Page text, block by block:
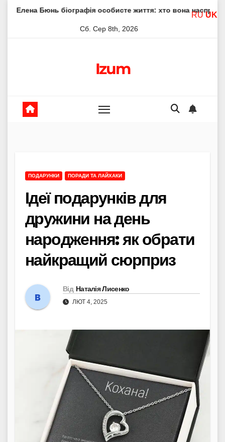
біографія особисте життя: хто вона насправді
Сб. Сер 8th, 2026
Izum
ПОДАРУНКИ ПОРАДИ ТА ЛАЙХАКИ
Ідеї подарунків для
дружини на день
народження: як обрати
найкращий сюрприз
Від Наталія Лисенко
ЛЮТ 4, 2025
RU UK